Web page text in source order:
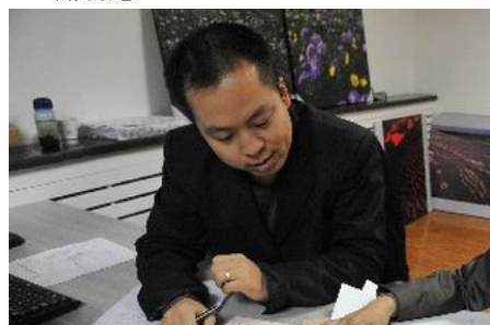
媒体报道
人才招聘
人才理念
人才招聘
社会招聘
校园招聘
视觉文化
全部